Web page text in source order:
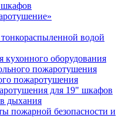
водой
оборудования
пожаротушения
пожаротушения
для 19" шкафов
дыхания
пожарной безопасности и